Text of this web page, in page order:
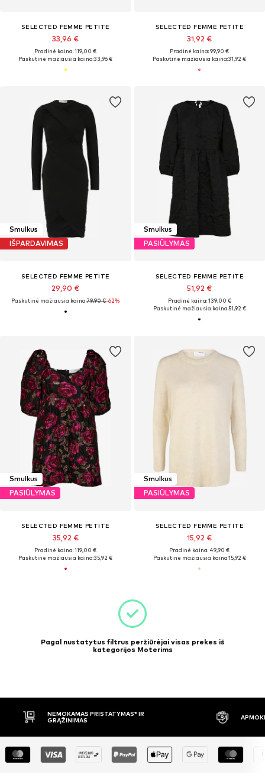
SELECTED FEMME PETITE
33,96 €
Pradinė kaina: 119,00 €
Paskutinė mažiausia kaina:33,96 €
SELECTED FEMME PETITE
31,92 €
Pradinė kaina: 99,90 €
Paskutinė mažiausia kaina:31,92 €
Smulkus
IŠPARDAVIMAS
SELECTED FEMME PETITE
29,90 €
Paskutinė mažiausia kaina:79,90 €-62%
Smulkus
PASIŪLYMAS
SELECTED FEMME PETITE
51,92 €
Pradinė kaina: 139,00 €
Paskutinė mažiausia kaina:51,92 €
Smulkus
PASIŪLYMAS
SELECTED FEMME PETITE
35,92 €
Pradinė kaina: 119,00 €
Paskutinė mažiausia kaina:35,92 €
Smulkus
PASIŪLYMAS
SELECTED FEMME PETITE
15,92 €
Pradinė kaina: 49,90 €
Paskutinė mažiausia kaina:15,92 €
Pagal nustatytus filtrus peržiūrėjai visas prekes iš
kategorijos Moterims
NEMOKAMAS PRISTATYMAS* IR
GRĄŽINIMAS